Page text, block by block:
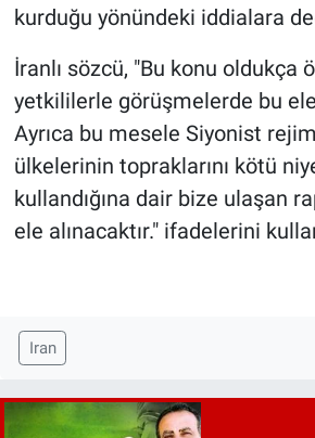
kurduğu yönündeki iddialara
İranlı sözcü, "Bu konu oldukça
yetkililerle görüşmelerde bu
Ayrıca bu mesele Siyonist
ülkelerinin topraklarını kötü
kullandığına dair bize ulaşan
ele alınacaktır." ifadelerini
Iran